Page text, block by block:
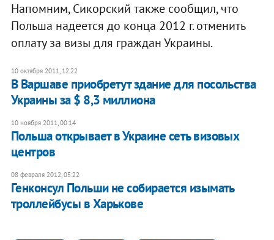
Напомним, Сикорский также сообщил, что
Польша надеется до конца 2012 г. отменить
оплату за визы для граждан Украины.
10 октября 2011, 12:22
В Варшаве приобретут здание для посольства
Украины за $ 8,3 миллиона
10 ноября 2011, 00:14
​Польша открывает в Украине сеть визовых
центров
08 февраля 2012, 05:22
Генконсул Польши не собирается изымать
троллейбусы в Харькове